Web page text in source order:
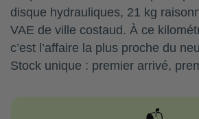
disque hydrauliques, 21 kg
VAE de ville costaud. À ce
c’est l’affaire la plus proche du
Stock unique : premier arrivé,